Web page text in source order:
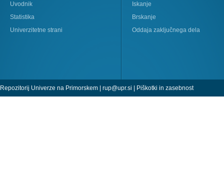
Uvodnik
Statistika
Univerzitetne strani
Iskanje
Brskanje
Oddaja zaključnega dela
Repozitorij Univerze na Primorskem | rup@upr.si | Piškotki in zasebnost